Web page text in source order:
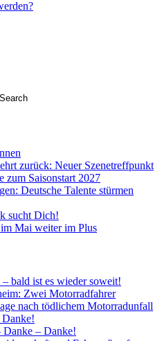
zurück: Neuer Szenetreffpunkt
zum Saisonstart 2027
Deutsche Talente stürmen
sucht Dich!
Mai weiter im Plus
bald ist es wieder soweit!
Zwei Motorradfahrer
nach tödlichem Motorradunfall
Danke – Danke!